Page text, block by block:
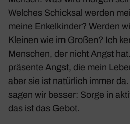
Welches Schicksal werden
meine Enkel­kinder? Werden
Kleinen wie im Großen? Ich
Menschen, der nicht Angst
prä­sente Angst, die mein
aber sie ist natür­lich immer
sagen wir besser: Sorge in
das ist das Gebot.